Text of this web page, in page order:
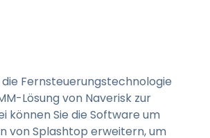
Fernsteuerungstechnologie
Lösung von Naverisk zur
können Sie die Software um
von Splashtop erweitern, um